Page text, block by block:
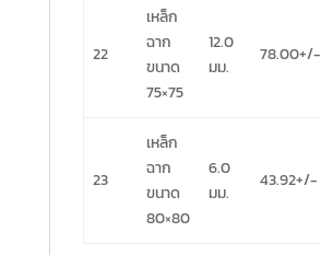
22
เหล็ก
ฉาก
ขนาด
75×75
12.0
มม.
78.00+/-
23
เหล็ก
ฉาก
ขนาด
80×80
6.0
มม.
43.92+/-